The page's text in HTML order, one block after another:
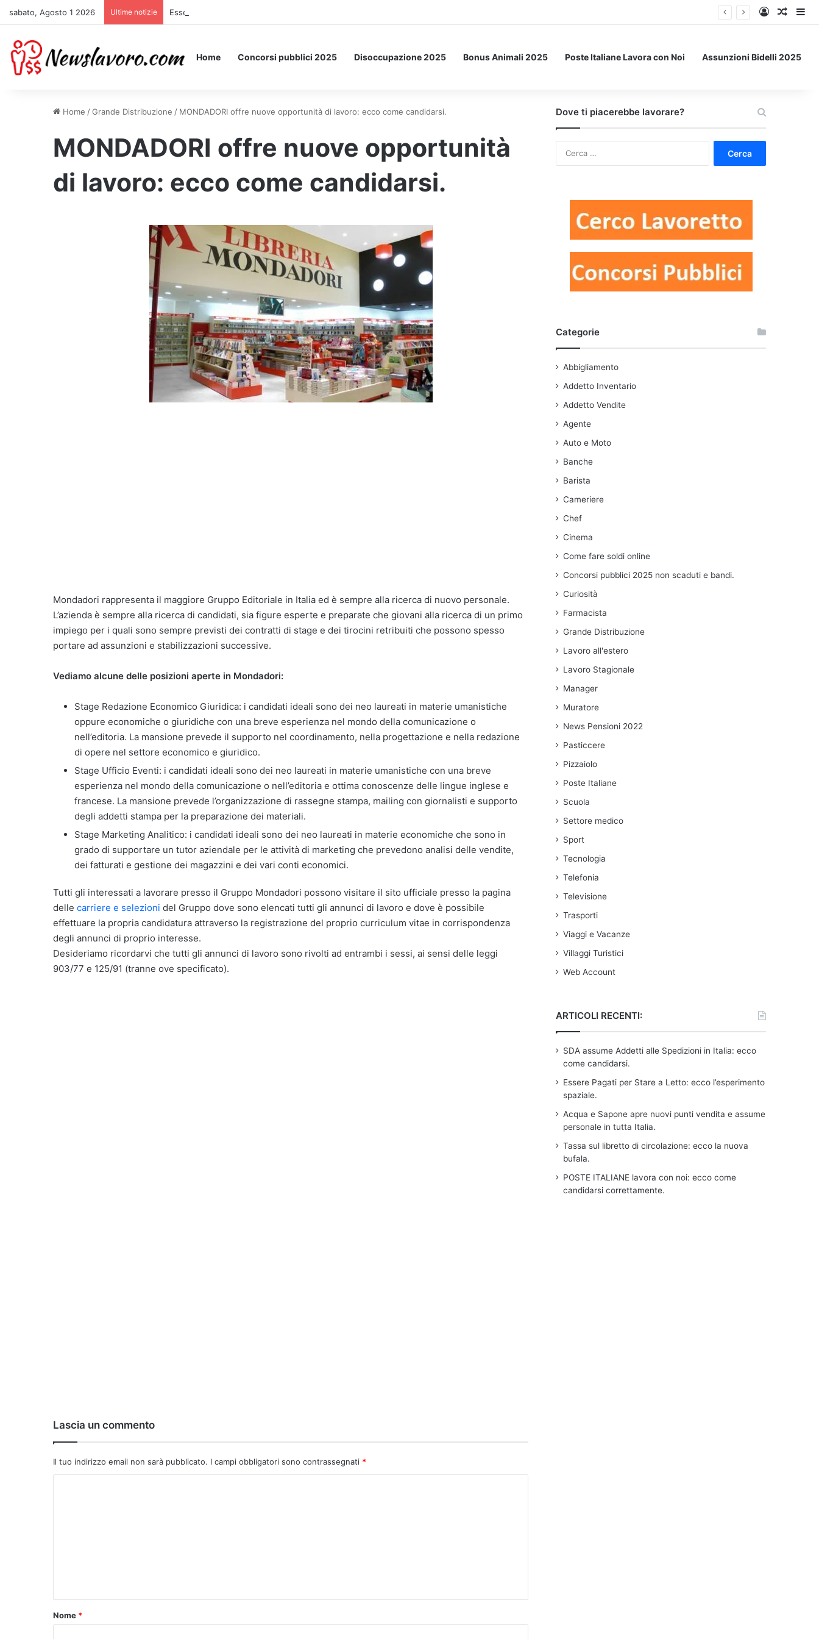
sabato, Agosto 1 2026 Ultime notizie Essere Pagati per Stare a Letto: ecco l’esperimento spaziale. Accedi
Un
Home Concorsi pubblici 2025 Disoccupazione 2025 Bonus Animali 2025 Poste Italiane Lavora con Noi Assunzioni Bidelli 2025
Home /Grande Distribuzione / MONDADORI offre nuove opportunità di lavoro: ecco come candidarsi.
MONDADORI offre nuove opportunità
di lavoro: ecco come candidarsi.
Mondadori rappresenta il maggiore Gruppo Editoriale in Italia ed è sempre alla ricerca di nuovo personale.
L’azienda è sempre alla ricerca di candidati, sia figure esperte e preparate che giovani alla ricerca di un primo
impiego per i quali sono sempre previsti dei contratti di stage e dei tirocini retribuiti che possono spesso
portare ad assunzioni e stabilizzazioni successive.
Vediamo alcune delle posizioni aperte in Mondadori:
Stage Redazione Economico Giuridica: i candidati ideali sono dei neo laureati in materie umanistiche
oppure economiche o giuridiche con una breve esperienza nel mondo della comunicazione o
nell’editoria. La mansione prevede il supporto nel coordinamento, nella progettazione e nella redazione
di opere nel settore economico e giuridico.
Stage Ufficio Eventi: i candidati ideali sono dei neo laureati in materie umanistiche con una breve
esperienza nel mondo della comunicazione o nell’editoria e ottima conoscenze delle lingue inglese e
francese. La mansione prevede l’organizzazione di rassegne stampa, mailing con giornalisti e supporto
degli addetti stampa per la preparazione dei materiali.
Stage Marketing Analitico: i candidati ideali sono dei neo laureati in materie economiche che sono in
grado di supportare un tutor aziendale per le attività di marketing che prevedono analisi delle vendite,
dei fatturati e gestione dei magazzini e dei vari conti economici.
Tutti gli interessati a lavorare presso il Gruppo Mondadori possono visitare il sito ufficiale presso la pagina
delle carriere e selezioni del Gruppo dove sono elencati tutti gli annunci di lavoro e dove è possibile
effettuare la propria candidatura attraverso la registrazione del proprio curriculum vitae in corrispondenza
degli annunci di proprio interesse.
Desideriamo ricordarvi che tutti gli annunci di lavoro sono rivolti ad entrambi i sessi, ai sensi delle leggi
903/77 e 125/91 (tranne ove specificato).
Lascia un commento
Il tuo indirizzo email non sarà pubblicato. I campi obbligatori sono contrassegnati *
o
Nome *
Dove ti piacerebbe lavorare?
Categorie
Abbigliamento
Addetto Inventario
Addetto Vendite
Agente
Auto e Moto
Banche
Barista
Cameriere
Chef
Cinema
Come fare soldi online
Concorsi pubblici 2025 non scaduti e bandi.
Curiosità
Farmacista
Grande Distribuzione
Lavoro all'estero
Lavoro Stagionale
Manager
Muratore
News Pensioni 2022
Pasticcere
Pizzaiolo
Poste Italiane
Scuola
Settore medico
Sport
Tecnologia
Telefonia
Televisione
Trasporti
Viaggi e Vacanze
Villaggi Turistici
Web Account
ARTICOLI RECENTI:
SDA assume Addetti alle Spedizioni in Italia: ecco
come candidarsi.
Essere Pagati per Stare a Letto: ecco l’esperimento
spaziale.
Acqua e Sapone apre nuovi punti vendita e assume
personale in tutta Italia.
Tassa sul libretto di circolazione: ecco la nuova
bufala.
POSTE ITALIANE lavora con noi: ecco come
candidarsi correttamente.